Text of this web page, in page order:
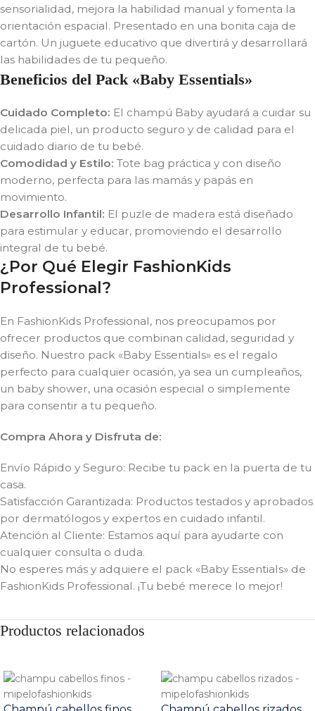
sensorialidad, mejora la habilidad manual y fomenta la
orientación espacial. Presentado en una bonita caja de
cartón. Un juguete educativo que divertirá y desarrollará
las habilidades de tu pequeño.
Beneficios del Pack «Baby Essentials»
Cuidado Completo: El champú Baby ayudará a cuidar su
delicada piel, un producto seguro y de calidad para el
cuidado diario de tu bebé.
Comodidad y Estilo: Tote bag práctica y con diseño
moderno, perfecta para las mamás y papás en
movimiento.
Desarrollo Infantil: El puzle de madera está diseñado
para estimular y educar, promoviendo el desarrollo
integral de tu bebé.
¿Por Qué Elegir FashionKids
Professional?
En FashionKids Professional, nos preocupamos por
ofrecer productos que combinan calidad, seguridad y
diseño. Nuestro pack «Baby Essentials» es el regalo
perfecto para cualquier ocasión, ya sea un cumpleaños,
un baby shower, una ocasión especial o simplemente
para consentir a tu pequeño.
Compra Ahora y Disfruta de:
Envío Rápido y Seguro: Recibe tu pack en la puerta de tu
casa.
Satisfacción Garantizada: Productos testados y aprobados
por dermatólogos y expertos en cuidado infantil.
Atención al Cliente: Estamos aquí para ayudarte con
cualquier consulta o duda.
No esperes más y adquiere el pack «Baby Essentials» de
FashionKids Professional. ¡Tu bebé merece lo mejor!
Productos relacionados